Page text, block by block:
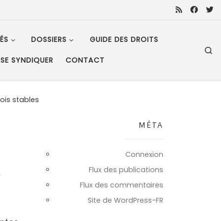
DOSSIERS GUIDE DES DROITS
SE SYNDIQUER CONTACT
stables
MÉTA
Connexion
Flux des publications
Flux des commentaires
Site de WordPress-FR